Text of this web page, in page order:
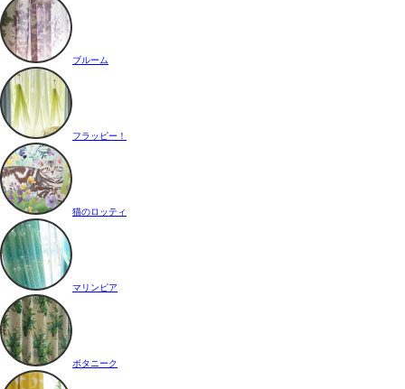
ブルーム
フラッピー！
猫のロッティ
マリンピア
ボタニーク